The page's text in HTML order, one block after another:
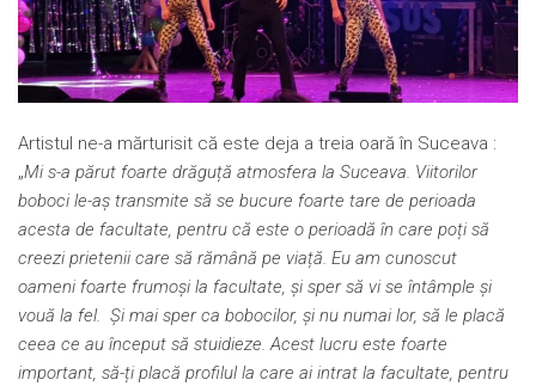
Artistul ne-a mărturisit că este deja a treia oară în Suceava :
„Mi s-a părut foarte drăguță atmosfera la Suceava. Viitorilor
boboci le-aș transmite să se bucure foarte tare de perioada
acesta de facultate, pentru că este o perioadă în care poți să
creezi prietenii care să rămână pe viață. Eu am cunoscut
oameni foarte frumoși la facultate, și sper să vi se întâmple și
vouă la fel. Și mai sper ca bobocilor, și nu numai lor, să le placă
ceea ce au început să stuidieze. Acest lucru este foarte
important, să-ți placă profilul la care ai intrat la facultate, pentru